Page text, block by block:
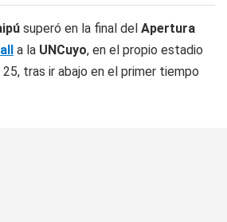
superó en la final del Apertura
a la UNCuyo, en el propio estadio
tras ir abajo en el primer tiempo